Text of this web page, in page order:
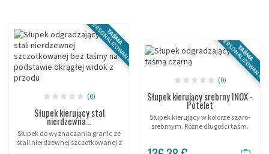
TAŚMA
PERSONALIZOWANA
(0)
Słupek kierujący stal
nierdzewna...
Słupek do wyznaczania granic ze
stali nierdzewnej szczotkowanej z
taśmą 3m, 3,7m lub 5m.
TAŚMA
PERSONALIZOWANA
(0)
Słupek kierujący srebrny INOX -
Potelet
Słupek kierujący w kolorze szaro-
srebrnym. Różne długości taśm.